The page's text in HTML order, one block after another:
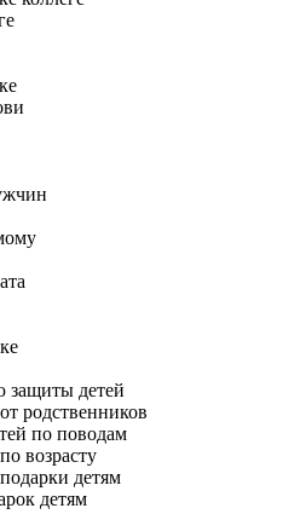
защиты детей
родственников
по поводам
возрасту
детям
детям